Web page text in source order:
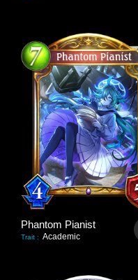
Phantom Pianist
Trait : Academic